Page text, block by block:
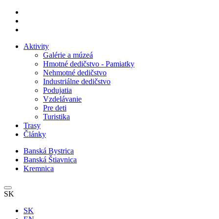
Aktivity
Galérie a múzeá
Hmotné dedičstvo - Pamiatky
Nehmotné dedičstvo
Industriálne dedičstvo
Podujatia
Vzdelávanie
Pre deti
Turistika
Trasy
Články
Banská Bystrica
Banská Štiavnica
Kremnica
SK
SK